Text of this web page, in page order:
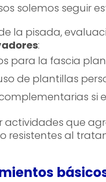
solemos seguir
la pisada,
:
para la fascia
de plantillas
si
actividades que
resistentes al